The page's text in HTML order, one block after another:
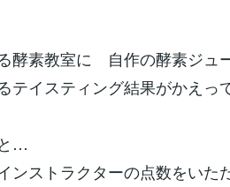
酵素教室に 自作の酵素ジュ
テイスティング結果がかえっ
…
ンストラクターの点数をいた